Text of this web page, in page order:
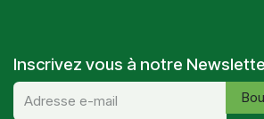
Inscrivez vous à notre